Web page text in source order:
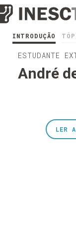
INTRODUÇÃO
ESTUDANTE
André
LER